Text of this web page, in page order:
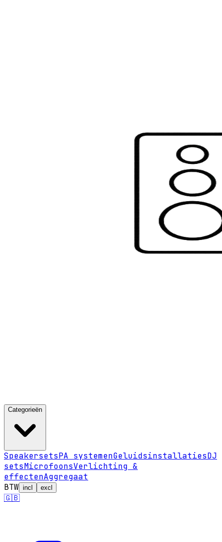
Categorieën
SpeakersetsPA systemenGeluidsinstallatiesDJ
setsMicrofoonsVerlichting &
effectenAggregaat
BTW incl excl
🇬🇧